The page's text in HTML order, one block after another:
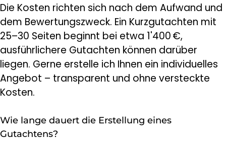
Die Kosten richten sich nach dem Aufwand und
dem Bewertungszweck. Ein Kurzgutachten mit
25–30 Seiten beginnt bei etwa 1'400 €,
ausführlichere Gutachten können darüber
liegen. Gerne erstelle ich Ihnen ein individuelles
Angebot – transparent und ohne versteckte
Kosten.
Wie lange dauert die Erstellung eines
Gutachtens?